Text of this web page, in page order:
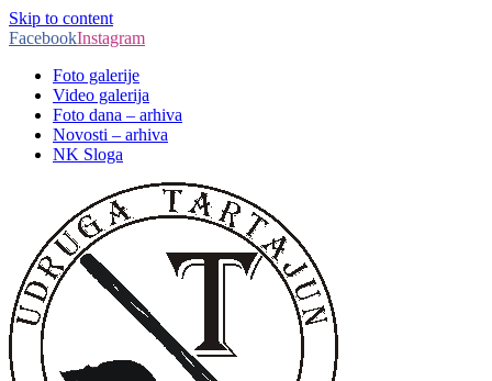
Skip to content
FacebookInstagram
Foto galerije
Video galerija
Foto dana – arhiva
Novosti – arhiva
NK Sloga